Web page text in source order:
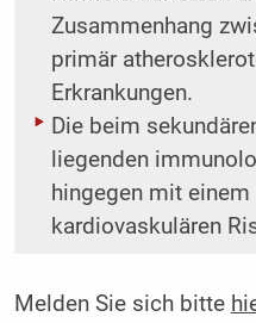
Zusammenhang
primär
Erkrankungen.
Die beim
liegenden
hingegen mit einem
kardiovaskulären
Melden Sie sich bitte